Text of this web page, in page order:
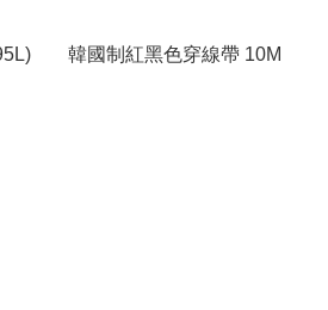
韓國制紅黑色穿線帶 10M